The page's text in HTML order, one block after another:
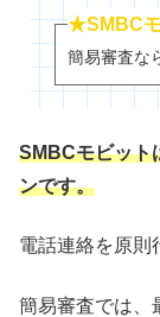
★SMBCモ
簡易審査な
SMBCモビット
ンです。
電話連絡を原則
簡易審査では、